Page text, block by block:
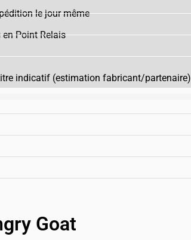
le jour même
Point Relais
indicatif (estimation fabricant/partenaire)
Goat